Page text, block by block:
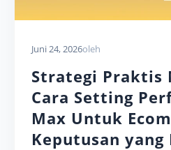
Juni 24, 2026oleh
Strategi Praktis
Cara Setting
Max Untuk
Keputusan yang